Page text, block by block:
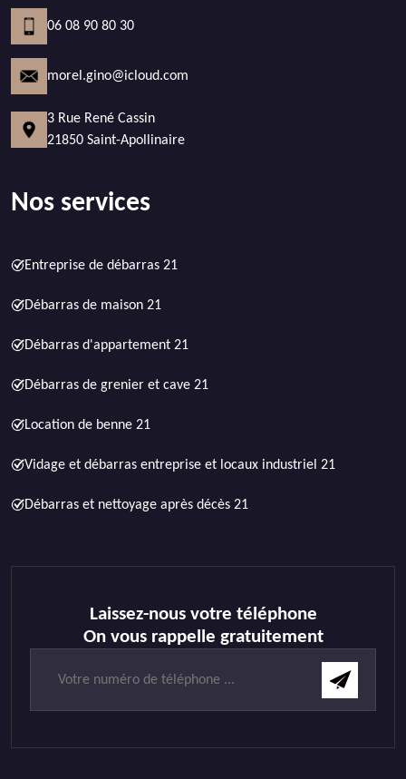
06 08 90 80 30
morel.gino@icloud.com
3 Rue René Cassin
21850 Saint-Apollinaire
Nos services
Entreprise de débarras 21
Débarras de maison 21
Débarras d'appartement 21
Débarras de grenier et cave 21
Location de benne 21
Vidage et débarras entreprise et locaux industriel 21
Débarras et nettoyage après décès 21
Laissez-nous votre téléphone
On vous rappelle gratuitement